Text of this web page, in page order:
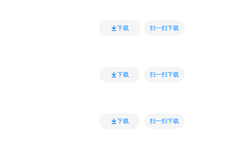
下载 扫一扫下载
下载 扫一扫下载
下载 扫一扫下载